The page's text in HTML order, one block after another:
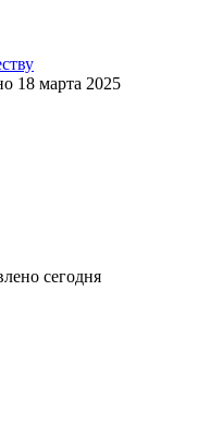
18 марта 2025
сегодня